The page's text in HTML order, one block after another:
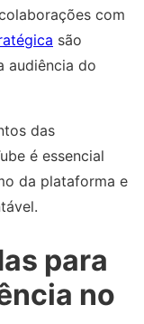
com
são
audiência do
das
é essencial
da plataforma e
para
no